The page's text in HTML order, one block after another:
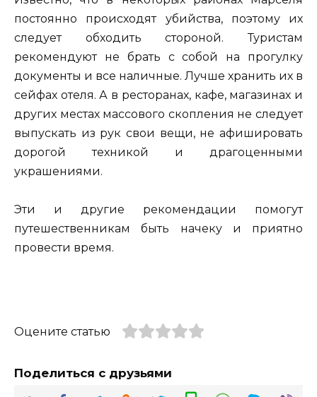
постоянно происходят убийства, поэтому их
следует обходить стороной. Туристам
рекомендуют не брать с собой на прогулку
документы и все наличные. Лучше хранить их в
сейфах отеля. А в ресторанах, кафе, магазинах и
других местах массового скопления не следует
выпускать из рук свои вещи, не афишировать
дорогой техникой и драгоценными
украшениями.
Эти и другие рекомендации помогут
путешественникам быть начеку и приятно
провести время.
Оцените статью
Поделиться с друзьями